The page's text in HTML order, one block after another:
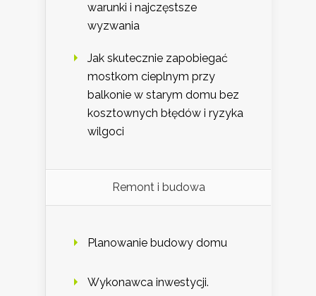
warunki i najczęstsze
wyzwania
Jak skutecznie zapobiegać
mostkom cieplnym przy
balkonie w starym domu bez
kosztownych błędów i ryzyka
wilgoci
Remont i budowa
Planowanie budowy domu
Wykonawca inwestycji.